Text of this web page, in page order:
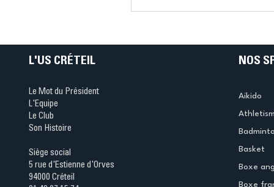
Baltayan, vice-
équipes avec les Bleues
L'US CRÉTEIL
Le Mot du Président
L'Equipe
Le Club
Son Histoire
Siège social
5 rue d'Estienne d'Orves
94000 Créteil
NOS
Aikido
Basket
Boxe
Boxe